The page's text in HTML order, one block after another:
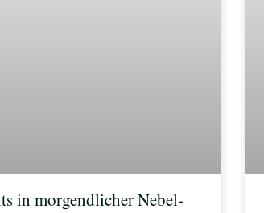
in morgendlicher Nebel-